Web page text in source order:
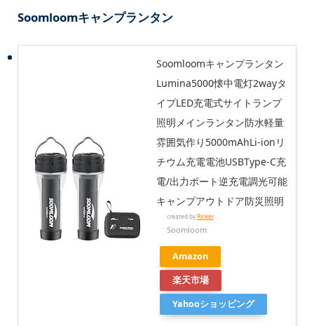
Soomloomキャンプランタン
Soomloomキャンプランタン
Lumina5000懐中電灯2wayタ
イプLED充電式サイトランプ
照明メインランタン防水軽量
雰囲気作り5000mAhLi-ionリ
チウム充電電池USBType-C充
電/出力ポート逆充電調光可能
キャンプアウトドア防災照明
created byRinker
Soomloom
Amazon
楽天市場
Yahooショッピング